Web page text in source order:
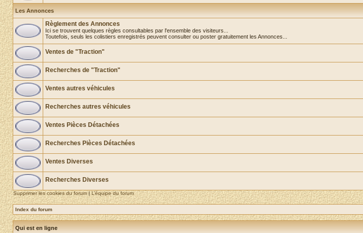
Les Annonces
Règlement des Annonces
Ici se trouvent quelques règles consultables par l'ensemble des visiteurs...
Toutefois, seuls les colistiers enregistrés peuvent consulter ou poster gratuitement les Annonces...
Ventes de "Traction"
Recherches de "Traction"
Ventes autres véhicules
Recherches autres véhicules
Ventes Pièces Détachées
Recherches Pièces Détachées
Ventes Diverses
Recherches Diverses
Supprimer les cookies du forum|L’équipe du forum
Index du forum
Qui est en ligne